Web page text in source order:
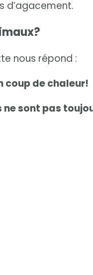
d’agacement.
nous répond :
coup de chaleur!
ne sont pas